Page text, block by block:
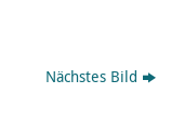
Nächstes Bild